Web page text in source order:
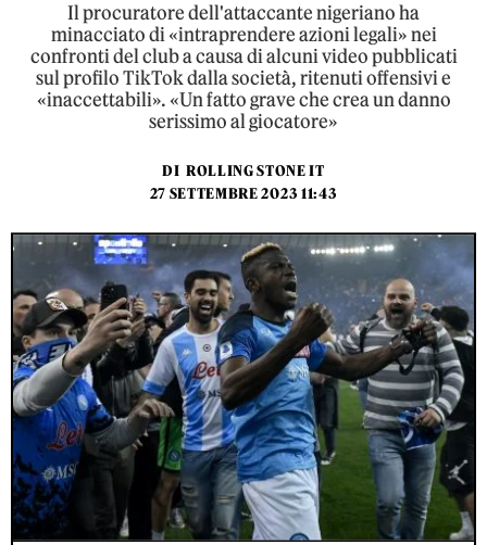
Il procuratore dell'attaccante nigeriano ha
minacciato di «intraprendere azioni legali» nei
confronti del club a causa di alcuni video pubblicati
sul profilo TikTok dalla società, ritenuti offensivi e
«inaccettabili». «Un fatto grave che crea un danno
serissimo al giocatore»
DI ROLLING STONE IT
27 SETTEMBRE 2023 11:43